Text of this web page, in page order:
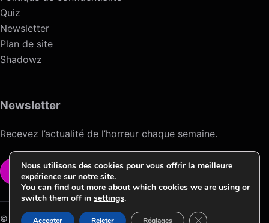
Quiz
Newsletter
Plan de site
Shadowz
Newsletter
Recevez l’actualité de l’horreur chaque semaine.
VOIR LA NEWSLETTER
© 2026 Horreur News / Version HNV.2 ->Conception & Design by
Nous utilisons des cookies pour vous offrir la meilleure
expérience sur notre site.
You can find out more about which cookies we are using or
switch them off in settings.
Accepter Rejeter Réglages Fermer la